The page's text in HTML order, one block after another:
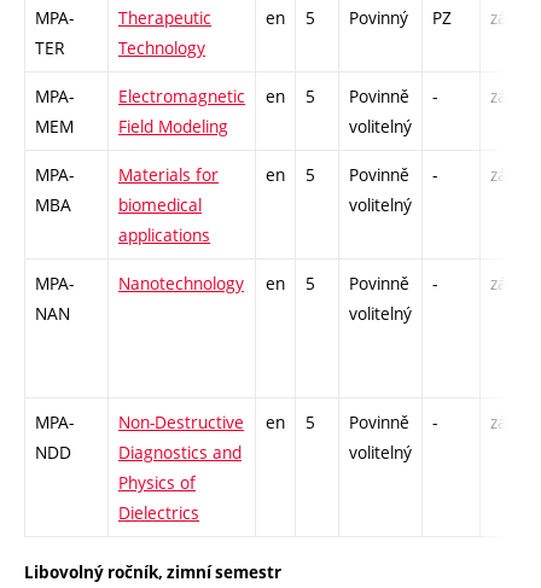
MPA-
TER
Therapeutic
Technology
en 5 Povinný PZ zá,zk
MPA-
MEM
Electromagnetic
Field Modeling
en 5
Povinně
volitelný
- zá,zk
MPA-
MBA
Materials for
biomedical
applications
en 5
Povinně
volitelný
- zá,zk
MPA-
NAN
Nanotechnology en 5
Povinně
volitelný
- zá,zk
MPA-
NDD
Non-Destructive
Diagnostics and
Physics of
Dielectrics
en 5
Povinně
volitelný
- zá,zk
Libovolný ročník, zimní semestr